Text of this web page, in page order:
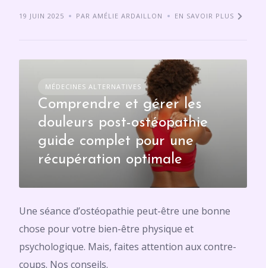
19 JUIN 2025 PAR AMÉLIE ARDAILLON EN SAVOIR PLUS
MÉDECINES ALTERNATIVES
Comprendre et gérer les
douleurs post-ostéopathie
guide complet pour une
récupération optimale
Une séance d’ostéopathie peut-être une bonne
chose pour votre bien-être physique et
psychologique. Mais, faites attention aux contre-
coups. Nos conseils.